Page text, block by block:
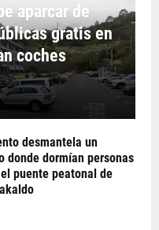
aparcar de
gratis en
coches
desmantela un
donde dormían personas
puente peatonal de